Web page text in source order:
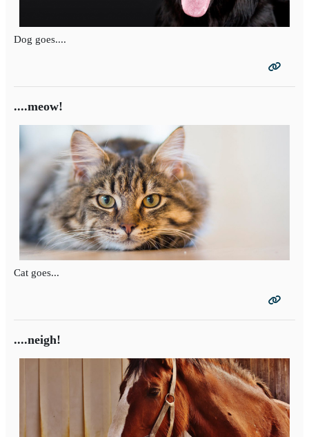
Dog goes....
....meow!
Cat goes...
....neigh!